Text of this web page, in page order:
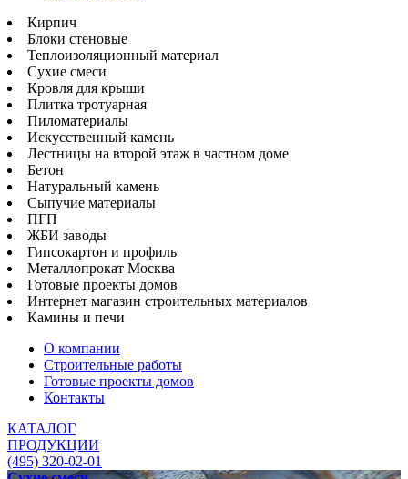
Кирпич
Блоки стеновые
Теплоизоляционный материал
Сухие смеси
Кровля для крыши
Плитка тротуарная
Пиломатериалы
Искусственный камень
Лестницы на второй этаж в частном доме
Бетон
Натуральный камень
Сыпучие материалы
ПГП
ЖБИ заводы
Гипсокартон и профиль
Металлопрокат Москва
Готовые проекты домов
Интернет магазин строительных материалов
Камины и печи
О компании
Строительные работы
Готовые проекты домов
Контакты
КАТАЛОГ
ПРОДУКЦИИ
(495) 320-02-01